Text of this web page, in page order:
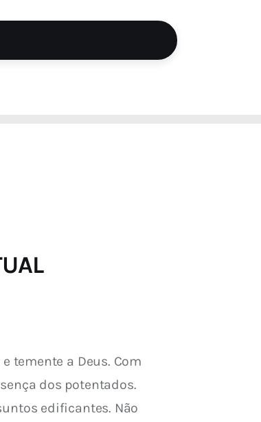
temente a Deus. Com
dos potentados.
edificantes. Não